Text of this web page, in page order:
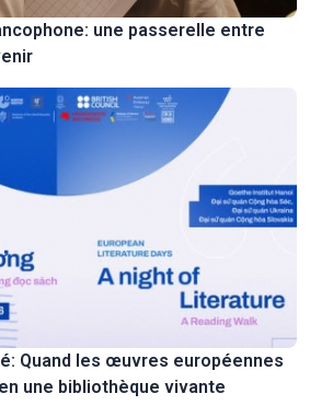
une passerelle entre
Quand les œuvres européennes
une bibliothèque vivante